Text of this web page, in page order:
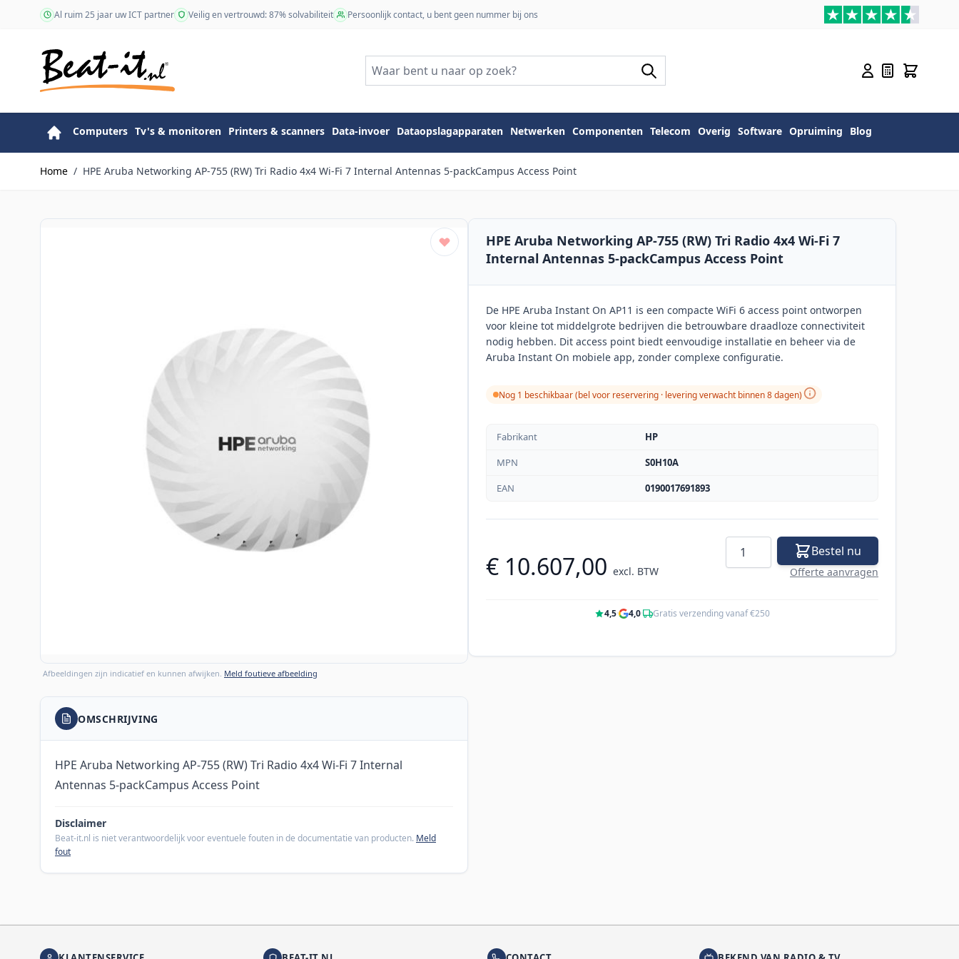
Ga naar de inhoudAl ruim 25 jaar uw ICT partner Veilig en vertrouwd: 87% solvabiliteit Persoonlijk contact, u bent geen nummer bij ons
Computers Tv's & monitoren Printers & scanners Data-invoer Dataopslagapparaten Netwerken Componenten Telecom Overig Software Opruiming Blog
Home / HPE Aruba Networking AP-755 (RW) Tri Radio 4x4 Wi-Fi 7 Internal Antennas 5-packCampus Access Point
Afbeeldingen zijn indicatief en kunnen afwijken. Meld foutieve afbeelding
HPE Aruba Networking AP-755 (RW) Tri Radio 4x4 Wi-Fi 7
Internal Antennas 5-packCampus Access Point
De HPE Aruba Instant On AP11 is een compacte WiFi 6 access point ontworpen
voor kleine tot middelgrote bedrijven die betrouwbare draadloze connectiviteit
nodig hebben. Dit access point biedt eenvoudige installatie en beheer via de
Aruba Instant On mobiele app, zonder complexe configuratie.
Nog 1 beschikbaar (bel voor reservering · levering verwacht binnen 8 dagen)
Fabrikant
HP
MPN
S0H10A
EAN
0190017691893
€ 10.607,00 excl. BTW
Aantal Bestel nu
Offerte aanvragen
4,5· 4,0· Gratis verzending vanaf €250
OMSCHRIJVING
HPE Aruba Networking AP-755 (RW) Tri Radio 4x4 Wi-Fi 7 Internal
Antennas 5-packCampus Access Point
Disclaimer
Beat-it.nl is niet verantwoordelijk voor eventuele fouten in de documentatie van producten. Meld
fout